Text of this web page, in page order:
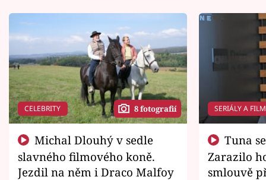
CELEBRITY 8 fotografií
slavného filmového koně.
Jezdil na něm i Draco Malfoy
SERIÁLY A
Zarazilo
smlouvě